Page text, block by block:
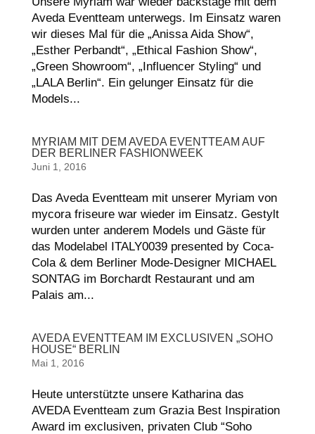
Aveda Eventteam unterwegs. Im Einsatz waren
wir dieses Mal für die „Anissa Aida Show“,
„Esther Perbandt“, „Ethical Fashion Show“,
„Green Showroom“, „Influencer Styling“ und
„LALA Berlin“. Ein gelunger Einsatz für die
Models...
MYRIAM MIT DEM AVEDA EVENTTEAM AUF
DER BERLINER FASHIONWEEK
Juni 1, 2016
Das Aveda Eventteam mit unserer Myriam von
mycora friseure war wieder im Einsatz. Gestylt
wurden unter anderem Models und Gäste für
das Modelabel ITALY0039 presented by Coca-
Cola & dem Berliner Mode-Designer MICHAEL
SONTAG im Borchardt Restaurant und am
Palais am...
AVEDA EVENTTEAM IM EXCLUSIVEN „SOHO
HOUSE“ BERLIN
Mai 1, 2016
Heute unterstützte unsere Katharina das
AVEDA Eventteam zum Grazia Best Inspiration
Award im exclusiven, privaten Club “Soho